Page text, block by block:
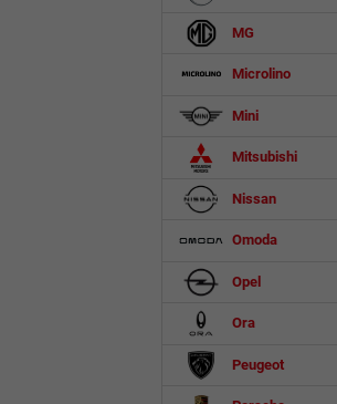
MG
Microlino
Mini
Mitsubishi
Nissan
Omoda
Opel
Ora
Peugeot